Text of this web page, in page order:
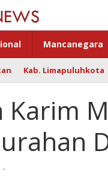
Mancanegara
Kab. Limapuluhkota
Karim
by
-